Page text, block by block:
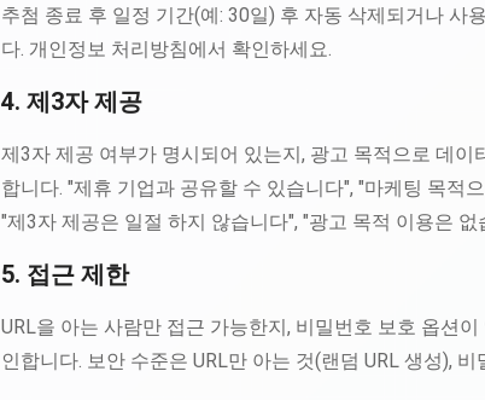
추첨 종료 후 일정 기간(예: 30일) 후 자동 삭제되거나 사
다. 개인정보 처리방침에서 확인하세요.
4. 제3자 제공
제3자 제공 여부가 명시되어 있는지, 광고 목적으로 데
합니다. "제휴 기업과 공유할 수 있습니다", "마케팅 목적
"제3자 제공은 일절 하지 않습니다", "광고 목적 이용은
5. 접근 제한
URL을 아는 사람만 접근 가능한지, 비밀번호 보호 옵션
인합니다. 보안 수준은 URL만 아는 것(랜덤 URL 생성),